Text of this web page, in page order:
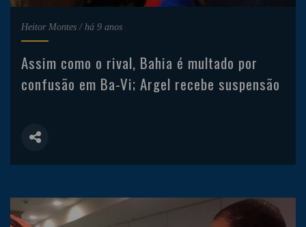
Heitor Montes / há 9 anos
Assim como o rival, Bahia é multado por
confusão em Ba-Vi; Argel recebe suspensão